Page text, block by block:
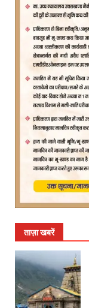
ताज़ा खबरें